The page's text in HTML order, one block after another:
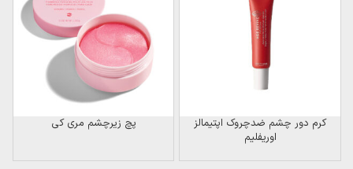
کرم دور چشم ضدچروک اپتیمالز
اوریفلیم
پچ زیرچشم مری کی